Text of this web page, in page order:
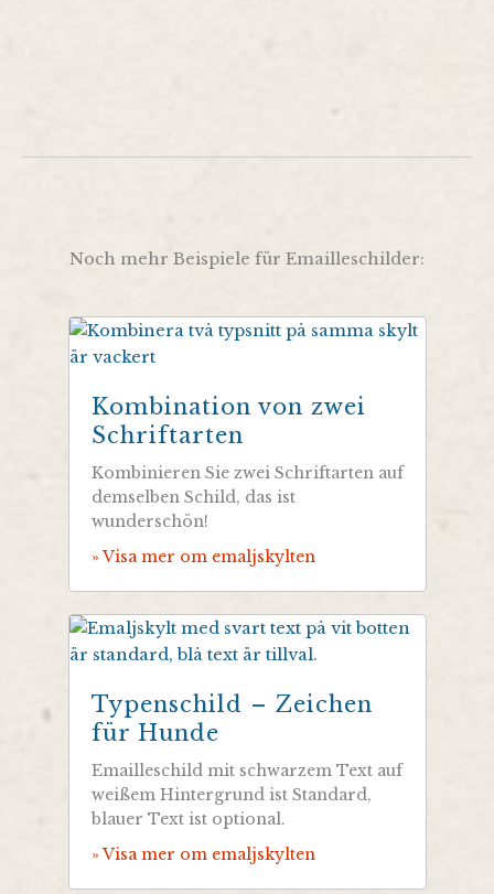
Noch mehr Beispiele für Emailleschilder:
Kombination von zwei
Schriftarten
Kombinieren Sie zwei Schriftarten auf
demselben Schild, das ist
wunderschön!
» Visa mer om emaljskylten
Typenschild – Zeichen
für Hunde
Emailleschild mit schwarzem Text auf
weißem Hintergrund ist Standard,
blauer Text ist optional.
» Visa mer om emaljskylten